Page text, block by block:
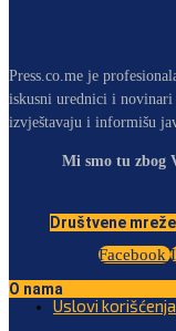
Press.co.me je
iskusni urednici i novinari
izvještavaju i informišu
Mi smo tu zbog
Društvene mreže
Facebook
O nama
Uslovi korišćenja